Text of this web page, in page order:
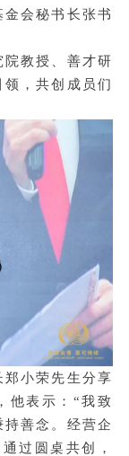
会秘书长张书
教授、善才研
，共创成员们
小荣先生分享
他表示：“我致
善念。经营企
过圆桌共创，